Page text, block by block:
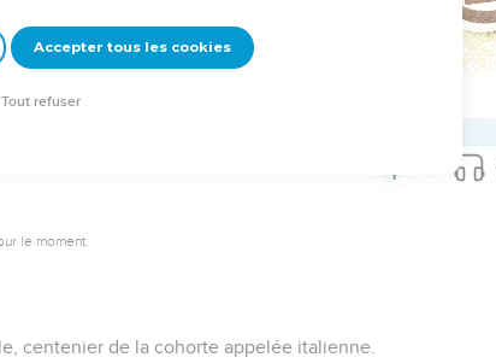
Simon, corroyeur.
vous procurer une Bible imprimée, rendez-vous sur www.editionsbiblio.fr
le moment.
centenier de la cohorte appelée italienne.
Accepter tous les cookies
Tout refuser